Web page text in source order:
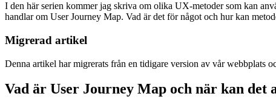
I den här serien kommer jag skriva om olika UX-metoder som kan
handlar om User Journey Map. Vad är det för något och hur kan
Migrerad artikel
Denna artikel har migrerats från en tidigare version av vår webbplats
Vad är User Journey Map och när kan det